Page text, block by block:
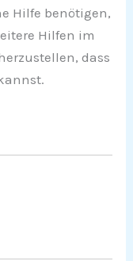
Hilfe benötigen,
Hilfen im
dass